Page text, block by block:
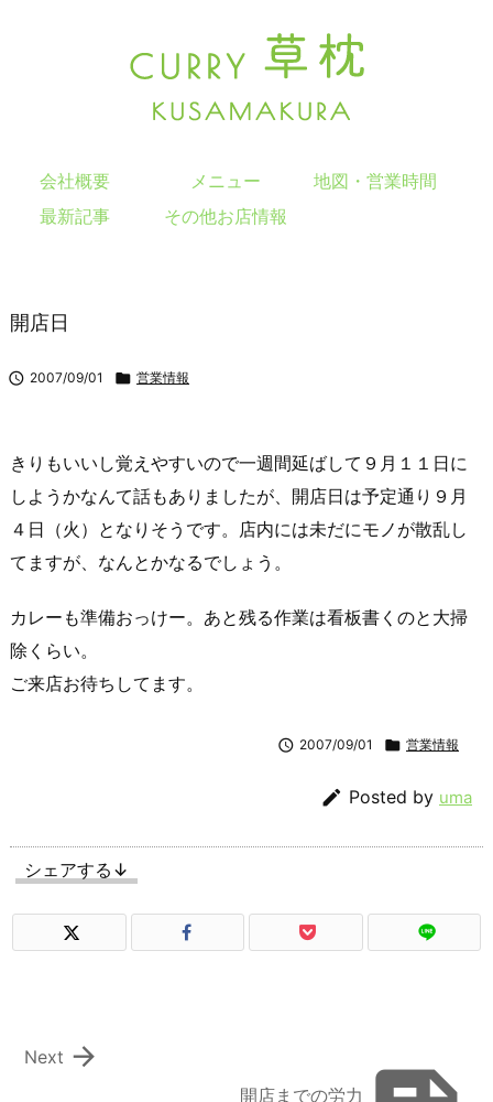
会社概要 メニュー
地図・営業時間
最新記事
その他お店情報
開店日
 2007/09/01  営業情報
きりもいいし覚えやすいので一週間延ばして９月１１日に
しようかなんて話もありましたが、開店日は予定通り９月
４日（火）となりそうです。店内には未だにモノが散乱し
てますが、なんとかなるでしょう。
カレーも準備おっけー。あと残る作業は看板書くのと大掃
除くらい。
ご来店お待ちしてます。
 2007/09/01  営業情報
 Posted by uma
シェアする↓
開店までの労力

Next